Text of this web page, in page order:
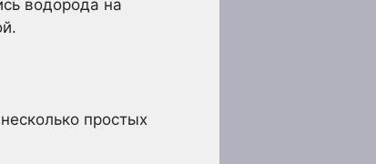
водорода на
простых